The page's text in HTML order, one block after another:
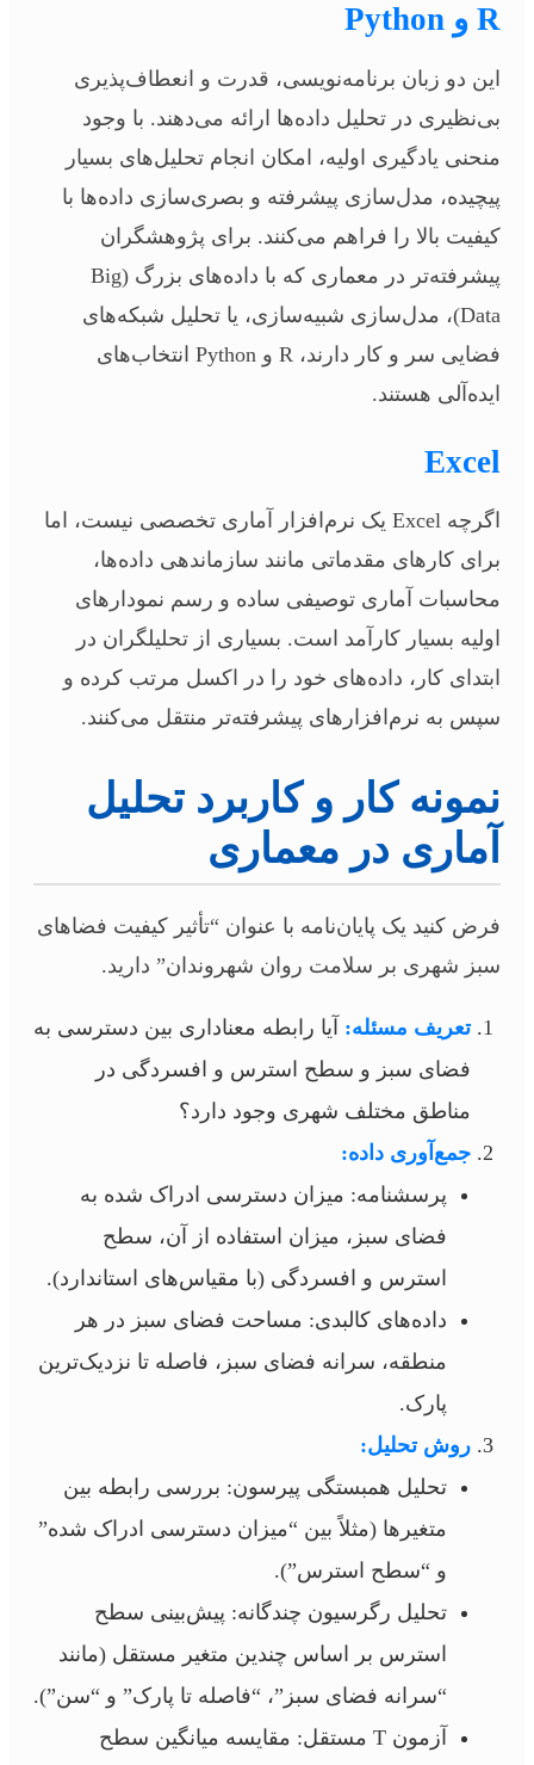
R و Python
این دو زبان برنامه‌نویسی، قدرت و انعطاف‌پذیری
بی‌نظیری در تحلیل داده‌ها ارائه می‌دهند. با وجود
منحنی یادگیری اولیه، امکان انجام تحلیل‌های بسیار
پیچیده، مدل‌سازی پیشرفته و بصری‌سازی داده‌ها با
کیفیت بالا را فراهم می‌کنند. برای پژوهشگران
پیشرفته‌تر در معماری که با داده‌های بزرگ (Big
Data)، مدل‌سازی شبیه‌سازی، یا تحلیل شبکه‌های
فضایی سر و کار دارند، R و Python انتخاب‌های
ایده‌آلی هستند.
Excel
اگرچه Excel یک نرم‌افزار آماری تخصصی نیست، اما
برای کارهای مقدماتی مانند سازماندهی داده‌ها،
محاسبات آماری توصیفی ساده و رسم نمودارهای
اولیه بسیار کارآمد است. بسیاری از تحلیلگران در
ابتدای کار، داده‌های خود را در اکسل مرتب کرده و
سپس به نرم‌افزارهای پیشرفته‌تر منتقل می‌کنند.
نمونه کار و کاربرد تحلیل
آماری در معماری
فرض کنید یک پایان‌نامه با عنوان “تأثیر کیفیت فضاهای
سبز شهری بر سلامت روان شهروندان” دارید.
تعریف مسئله: آیا رابطه معناداری بین دسترسی به
فضای سبز و سطح استرس و افسردگی در
مناطق مختلف شهری وجود دارد؟
جمع‌آوری داده:
پرسشنامه: میزان دسترسی ادراک شده به
فضای سبز، میزان استفاده از آن، سطح
استرس و افسردگی (با مقیاس‌های استاندارد).
داده‌های کالبدی: مساحت فضای سبز در هر
منطقه، سرانه فضای سبز، فاصله تا نزدیک‌ترین
پارک.
روش تحلیل:
تحلیل همبستگی پیرسون: بررسی رابطه بین
متغیرها (مثلاً بین “میزان دسترسی ادراک شده”
و “سطح استرس”).
تحلیل رگرسیون چندگانه: پیش‌بینی سطح
استرس بر اساس چندین متغیر مستقل (مانند
“سرانه فضای سبز”، “فاصله تا پارک” و “سن”).
آزمون T مستقل: مقایسه میانگین سطح